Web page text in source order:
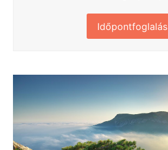
Időpontfoglalás